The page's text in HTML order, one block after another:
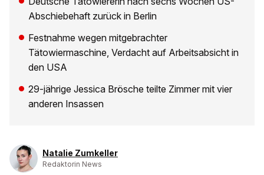
Abschiebehaft zurück in Berlin
Festnahme wegen mitgebrachter
Tätowiermaschine, Verdacht auf Arbeitsabsicht in
den USA
29-jährige Jessica Brösche teilte Zimmer mit vier
anderen Insassen
Natalie Zumkeller
Redaktorin News